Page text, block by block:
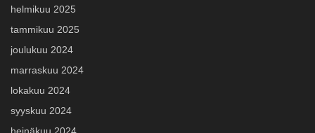
helmikuu 2025
tammikuu 2025
joulukuu 2024
marraskuu 2024
lokakuu 2024
syyskuu 2024
heinäkuu 2024